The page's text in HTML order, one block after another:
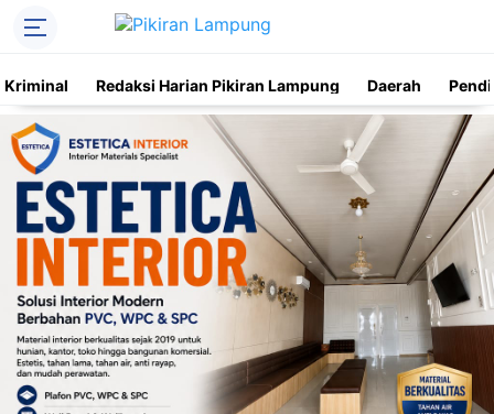
Kriminal Redaksi Harian Pikiran Lampung Daerah
Trending Kriminal Nasional